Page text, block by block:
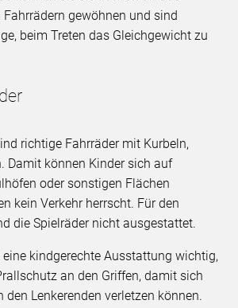
gewöhnen und sind
beim Treten das Gleichgewicht zu
richtige Fahrräder mit Kurbeln,
Damit können Kinder sich auf
oder sonstigen Flächen
kein Verkehr herrscht. Für den
die Spielräder nicht ausgestattet.
eine kindgerechte Ausstattung wichtig,
an den Griffen, damit sich
den Lenkerenden verletzen können.